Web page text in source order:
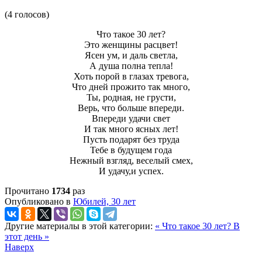
(4 голосов)
Что такое 30 лет?
Это женщины расцвет!
Ясен ум, и даль светла,
А душа полна тепла!
Хоть порой в глазах тревога,
Что дней прожито так много,
Ты, родная, не грусти,
Верь, что больше впереди.
Впереди удачи свет
И так много ясных лет!
Пусть подарят без труда
Тебе в будущем года
Нежный взгляд, веселый смех,
И удачу,и успех.
Прочитано 1734 раз
Опубликовано в Юбилей, 30 лет
Другие материалы в этой категории: « Что такое 30 лет? В
этот день »
Наверх